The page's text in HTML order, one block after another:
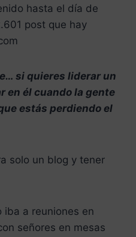
hasta el día de
post que hay
si quieres liderar un
en él cuando la gente
estás perdiendo el
solo un blog y tener
iba a reuniones en
señores en mesas